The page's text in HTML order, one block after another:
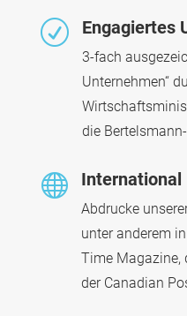
R Engagiertes
3-fach
Unternehmen“
die
 International
Abdrucke
unter anderem
Time Magazine,
der Canadian